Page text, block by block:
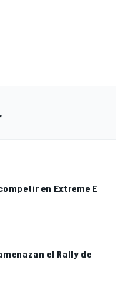
en Extreme E
el Rally de